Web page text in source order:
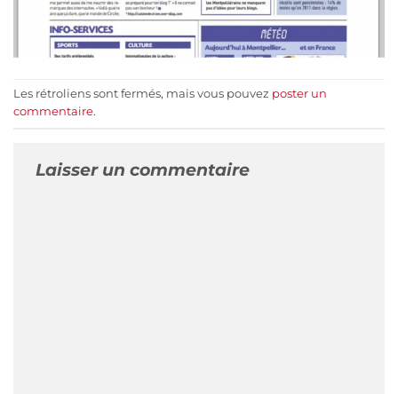
Les rétroliens sont fermés, mais vous pouvez poster un
commentaire.
Laisser un commentaire